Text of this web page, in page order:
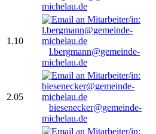
michelau.de
1.10
l.bergmann@gemeinde-
michelau.de
2.05
biesenecker@gemeinde-
michelau.de